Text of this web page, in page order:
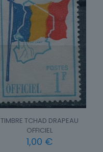
TIMBRE TCHAD DRAPEAU
OFFICIEL
1,00 €